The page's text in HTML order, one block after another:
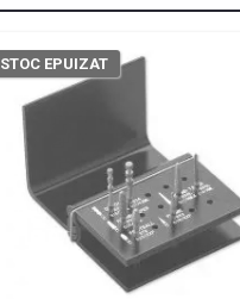
STOC EPUIZAT